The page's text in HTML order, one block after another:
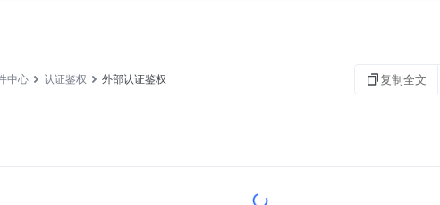
中心 认证鉴权 外部认证鉴权 复制全文